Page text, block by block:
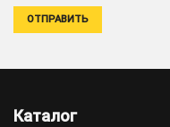
Каталог